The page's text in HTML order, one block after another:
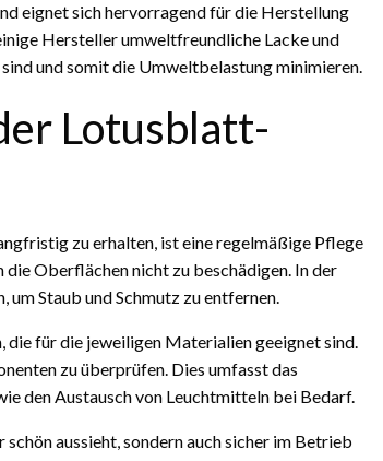
eignet sich hervorragend für die Herstellung
Hersteller umweltfreundliche Lacke und
und somit die Umweltbelastung minimieren.
Lotusblatt-
zu erhalten, ist eine regelmäßige Pflege
Oberflächen nicht zu beschädigen. In der
um Staub und Schmutz zu entfernen.
für die jeweiligen Materialien geeignet sind.
zu überprüfen. Dies umfasst das
den Austausch von Leuchtmitteln bei Bedarf.
aussieht, sondern auch sicher im Betrieb